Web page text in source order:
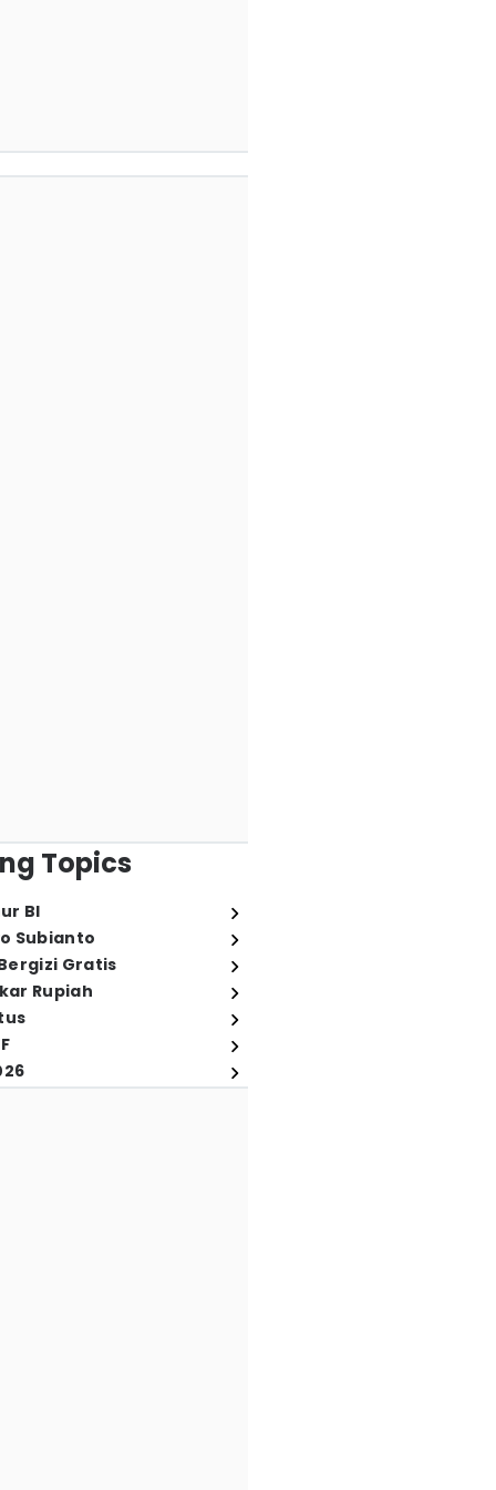
Topics
BI
Subianto
Gratis
Rupiah